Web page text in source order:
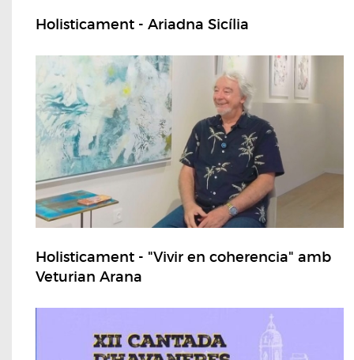
Holisticament - Ariadna Sicília
Holisticament - "Vivir en coherencia" amb
Veturian Arana